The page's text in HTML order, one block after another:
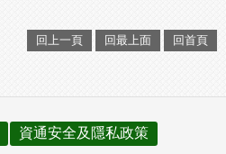
回上一頁 回最上面 回首頁
資通安全及隱私政策